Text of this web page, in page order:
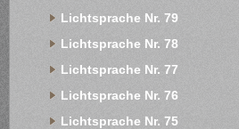
Lichtsprache Nr. 79
Lichtsprache Nr. 78
Lichtsprache Nr. 77
Lichtsprache Nr. 76
Lichtsprache Nr. 75